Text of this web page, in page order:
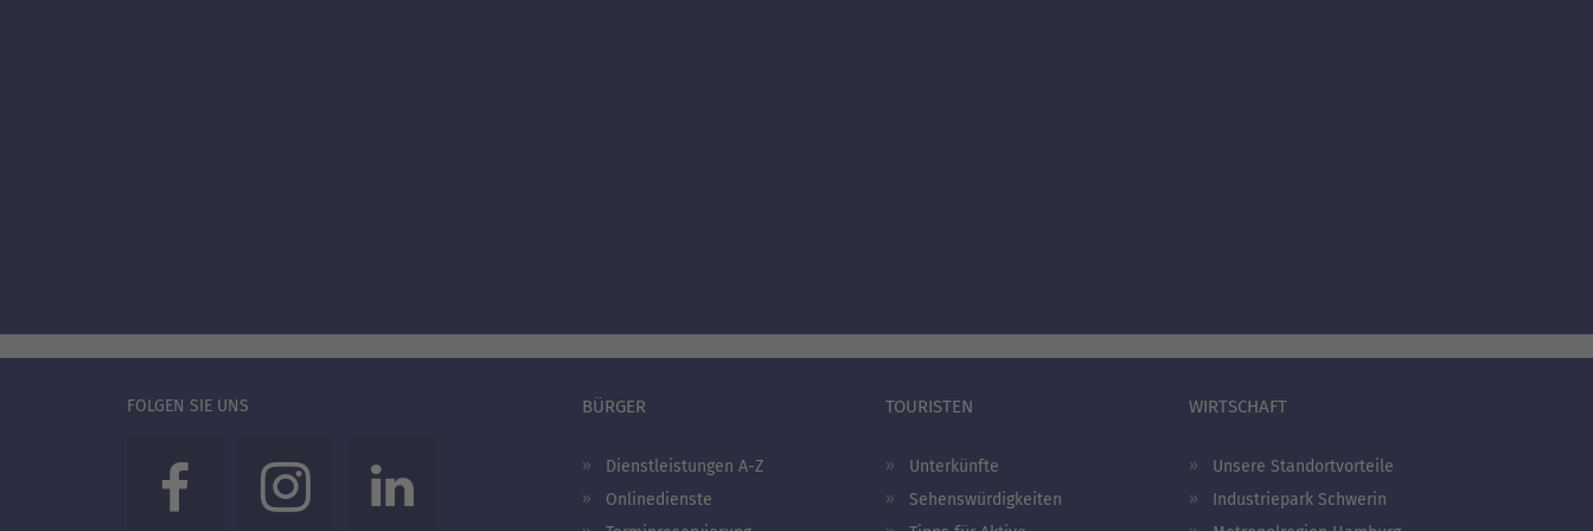
FOLGEN SIE UNS BÜRGER
Dienstleistungen A-Z
Onlinedienste
TOURISTEN
Unterkünfte
Sehenswürdigkeiten
WIRTSCHAFT
Unsere Standortvorteile
Industriepark Schwerin